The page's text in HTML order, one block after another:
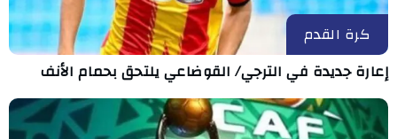
كرة القدم
إعارة جديدة في الترجي/ القوضاعي يلتحق بحمام الأنف